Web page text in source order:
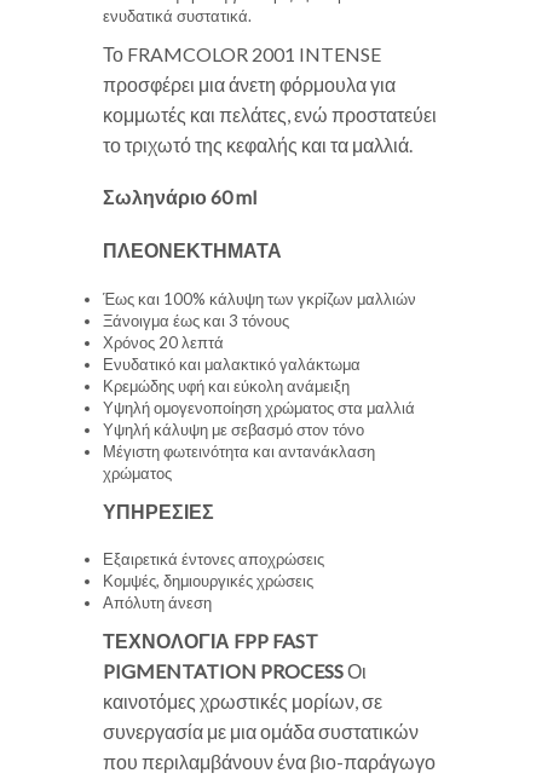
ενυδατικά συστατικά.
Το FRAMCOLOR 2001 INTENSE
προσφέρει μια άνετη φόρμουλα για
κομμωτές και πελάτες, ενώ προστατεύει
το τριχωτό της κεφαλής και τα μαλλιά.
Σωληνάριο 60 ml
ΠΛΕΟΝΕΚΤΗΜΑΤΑ
Έως και 100% κάλυψη των γκρίζων μαλλιών
Ξάνοιγμα έως και 3 τόνους
Χρόνος 20 λεπτά
Ενυδατικό και μαλακτικό γαλάκτωμα
Κρεμώδης υφή και εύκολη ανάμειξη
Υψηλή ομογενοποίηση χρώματος στα μαλλιά
Υψηλή κάλυψη με σεβασμό στον τόνο
Μέγιστη φωτεινότητα και αντανάκλαση
χρώματος
ΥΠΗΡΕΣΙΕΣ
Εξαιρετικά έντονες αποχρώσεις
Κομψές, δημιουργικές χρώσεις
Απόλυτη άνεση
ΤΕΧΝΟΛΟΓΙΑ FPP FAST
PIGMENTATION PROCESSΟι
καινοτόμες χρωστικές μορίων, σε
συνεργασία με μια ομάδα συστατικών
που περιλαμβάνουν ένα βιο-παράγωγο